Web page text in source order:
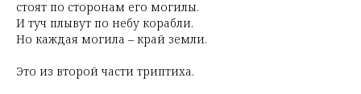
стоят по сторонам его могилы.
И туч плывут по небу корабли.
Но каждая могила – край земли.
Это из второй части триптиха.